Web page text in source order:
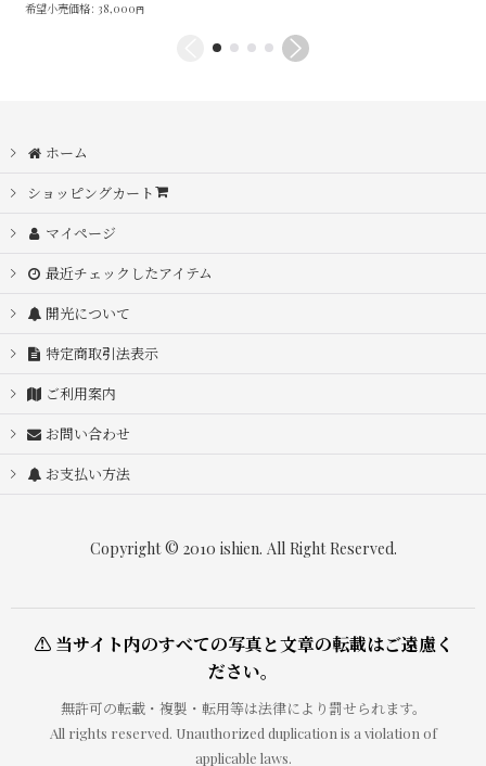
希望小売価格: 38,000円
ホーム
ショッピングカート
マイページ
最近チェックしたアイテム
開光について
特定商取引法表示
ご利用案内
お問い合わせ
お支払い方法
Copyright © 2010 ishien. All Right Reserved.
⚠ 当サイト内のすべての写真と文章の転載はご遠慮く
ださい。
無許可の転載・複製・転用等は法律により罰せられます。
All rights reserved. Unauthorized duplication is a violation of
applicable laws.